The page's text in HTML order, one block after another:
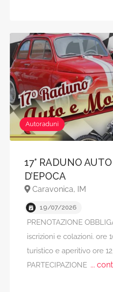
Autoraduni
17° RADUNO
D’EPOCA
Caravonica, IM
19/07/2026
PRENOTAZIONE
iscrizioni e colazioni. ore
turistico e aperitivo ore
PARTECIPAZIONE...